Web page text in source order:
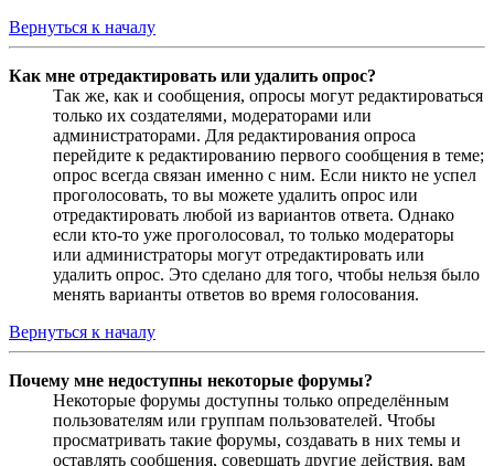
Вернуться к началу
Как мне отредактировать или удалить опрос?
Так же, как и сообщения, опросы могут редактироваться
только их создателями, модераторами или
администраторами. Для редактирования опроса
перейдите к редактированию первого сообщения в теме;
опрос всегда связан именно с ним. Если никто не успел
проголосовать, то вы можете удалить опрос или
отредактировать любой из вариантов ответа. Однако
если кто-то уже проголосовал, то только модераторы
или администраторы могут отредактировать или
удалить опрос. Это сделано для того, чтобы нельзя было
менять варианты ответов во время голосования.
Вернуться к началу
Почему мне недоступны некоторые форумы?
Некоторые форумы доступны только определённым
пользователям или группам пользователей. Чтобы
просматривать такие форумы, создавать в них темы и
оставлять сообщения, совершать другие действия, вам